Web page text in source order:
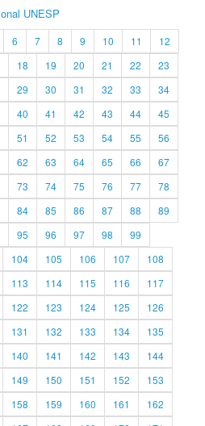
UNESP
6 7 8 9 10 11
12
18 19 20 21 22
23
29 30 31 32 33
34
40 41 42 43 44
45
51 52 53 54 55
56
62 63 64 65 66
67
73 74 75 76 77
78
84 85 86 87 88
89
95 96 97 98
99
104 105 106 107
108
113 114 115 116
117
122 123 124 125
126
131 132 133 134
135
140 141 142 143
144
149 150 151 152
153
158 159 160 161
162